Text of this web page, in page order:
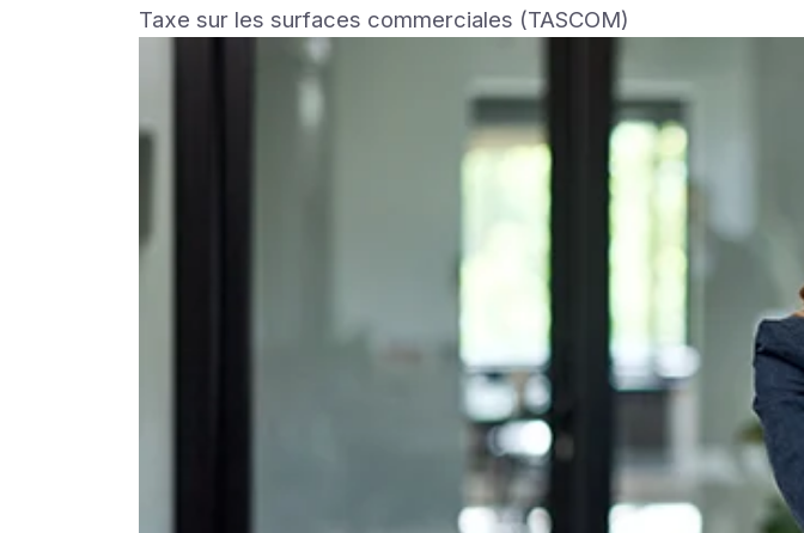
Taxe sur les surfaces commerciales (TASCOM)